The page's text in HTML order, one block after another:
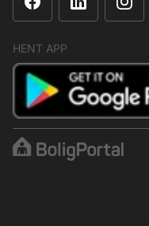
HENT APP